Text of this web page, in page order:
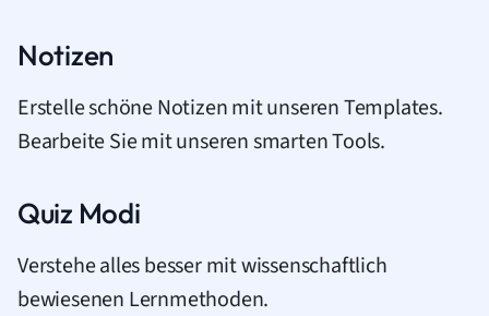
Notizen
Erstelle schöne Notizen mit unseren Templates.
Bearbeite Sie mit unseren smarten Tools.
Quiz Modi
Verstehe alles besser mit wissenschaftlich
bewiesenen Lernmethoden.